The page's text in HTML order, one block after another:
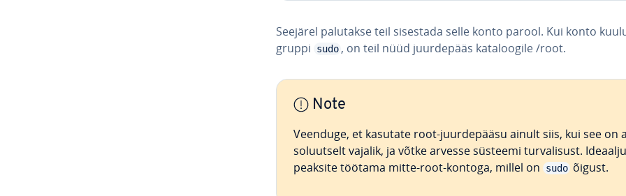
Seejärel palutakse teil sisestada selle konto parool. Kui konto
gruppi
sudo , on teil nüüd juur­de­pääs ka­ta­loo­gile /root.
Note
Veenduge, et kasutate root-juur­de­pääsu ainult siis, kui see on
so­luut­selt vajalik, ja võtke arvesse süsteemi tur­va­li­sust.
peaksite töötama mitte-root-kontoga, millel on
sudo õigust.